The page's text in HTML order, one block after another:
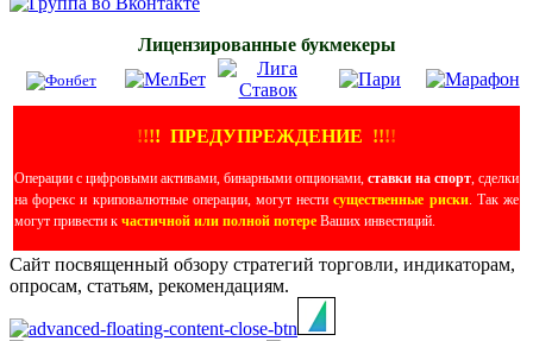
Лицензированные букмекеры
!!!! ПРЕДУПРЕЖДЕНИЕ !!!!
Операции с цифровыми активами, бинарными опционами, ставки на спорт, сделки
на форекс и криповалютные операции, могут нестисущественные риски. Так же
могут привести к частичной или полной потере Ваших инвестиций.
Сайт посвященный обзору стратегий торговли, индикаторам,
опросам, статьям, рекомендациям.